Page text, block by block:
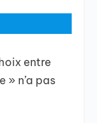
entre
» n’a pas